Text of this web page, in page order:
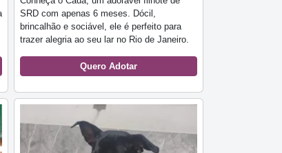
SRD com apenas 6 meses. Dócil,
brincalhão e sociável, ele é perfeito para
trazer alegria ao seu lar no Rio de Janeiro.
Quero Adotar